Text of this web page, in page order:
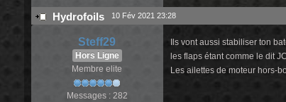
Hydrofoils 10 Fév 2021 23:28
Steff29
Hors Ligne
Membre elite
Messages : 282
Ils vont aussi stabiliser ton
les flaps étant comme le dit
Les ailettes de moteur hors-